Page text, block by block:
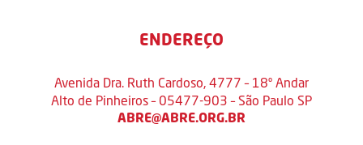
ENDEREÇO
Avenida Dra. Ruth Cardoso, 4777 – 18º Andar
Alto de Pinheiros – 05477-903 – São Paulo SP
ABRE@ABRE.ORG.BR